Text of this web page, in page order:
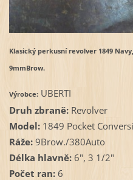
Klasický perkusní revolver 1849
9mmBrow.
Výrobce:UBERTI
Druh zbraně: Revolver
Model:1849 Pocket
Ráže: 9Brow./380Auto
Délka hlavně:6", 3 1/2"
Počet ran:6